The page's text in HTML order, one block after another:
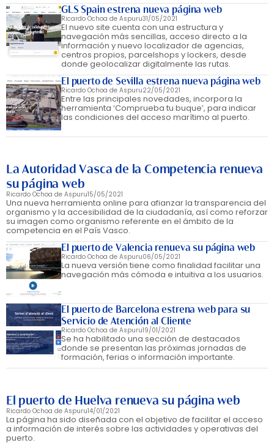
GLS Spain estrena nueva página web
Ricardo Ochoa de Aspuru31/05/2021
El nuevo site cuenta con una estructura y
navegación más sencillas, acceso directo a la
información y nuevo localizador de agencias,
centros propios, parcelshops y lockers, desde
donde geolocalizar digitalmente las rutas.
El puerto de Sevilla estrena nueva página web
Ricardo Ochoa de Aspuru22/05/2021
Entre las principales novedades, incorpora la
herramienta ‘Comprueba tu buque’, para indicar
las condiciones del acceso marítimo al puerto.
La Autoridad Vasca de la Competencia renueva
su página web
Ricardo Ochoa de Aspuru15/05/2021
Una nueva herramienta online para afianzar la transparencia del
organismo y la accesibilidad de la ciudadanía, así como reforzar
su imagen como organismo referente en el ámbito de la
competencia en el País Vasco.
El puerto de Valencia renueva su página web
Ricardo Ochoa de Aspuru06/05/2021
La nueva versión tiene como finalidad facilitar una
navegación más cómoda e intuitiva a los usuarios.
El puerto de Barcelona estrena web para su
Servicio de Atención al Cliente
Ricardo Ochoa de Aspuru19/01/2021
Se ha habilitado una sección de destacados
donde se presentan las próximas jornadas de
formación, ferias o información importante.
El puerto de Huelva renueva su página web
Ricardo Ochoa de Aspuru14/01/2021
La página ha sido diseñada con el objetivo de facilitar el acceso
a información de interés sobre las actividades y operativas del
puerto.